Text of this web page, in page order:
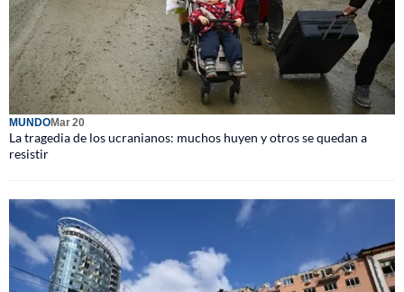
MUNDOMar 20
La tragedia de los ucranianos: muchos huyen y otros se quedan a
resistir